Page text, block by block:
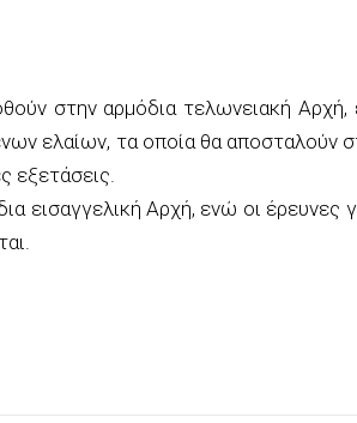
στην αρμόδια τελωνειακή
ελαίων, τα οποία θα αποσταλούν
εξετάσεις.
εισαγγελική Αρχή, ενώ οι έρευνες